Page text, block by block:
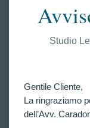
Studio
Gentile Cliente,
La ringraziamo
dell’Avv.